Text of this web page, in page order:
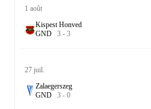
1 août
Kispest Honved
GND 3 - 3
27 juil.
Zalaegerszeg
GND 3 - 0